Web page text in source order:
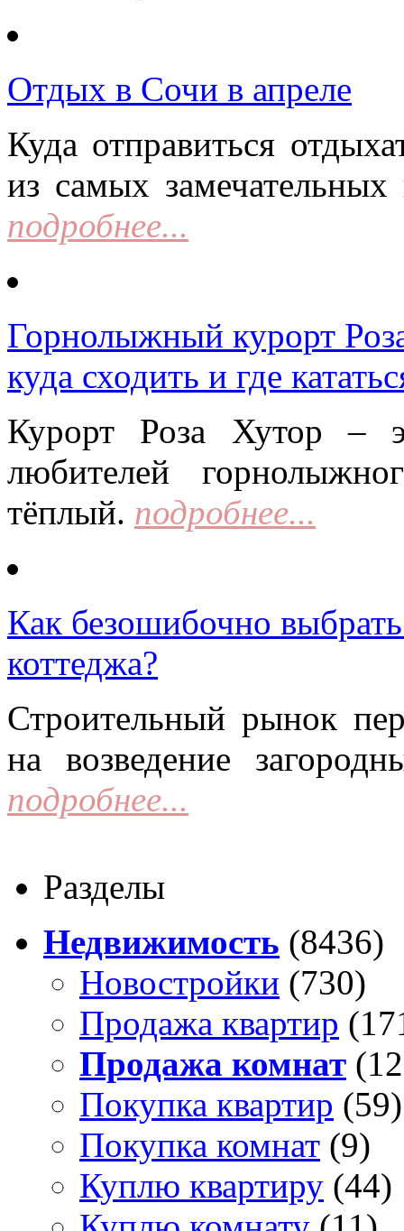
Отдых в Сочи в апреле
Куда отправиться
из самых замечательных
подробнее...
Горнолыжный курорт
куда сходить и где
Курорт Роза Хутор –
любителей
тёплый. подробнее...
Как безошибочно
коттеджа?
Строительный рынок
на возведение
подробнее...
Разделы
Недвижимость (8436)
Новостройки (730)
Продажа квартир
Продажа комнат
Покупка квартир (59)
Покупка комнат (9)
Куплю квартиру (44)